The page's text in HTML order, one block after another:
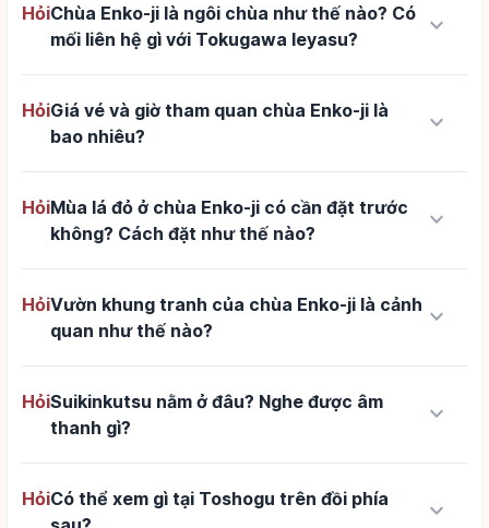
HỏiChùa Enko-ji là ngôi chùa như thế nào? Có
mối liên hệ gì với Tokugawa Ieyasu?
keyboard_arrow_down
HỏiGiá vé và giờ tham quan chùa Enko-ji là
bao nhiêu?
keyboard_arrow_down
HỏiMùa lá đỏ ở chùa Enko-ji có cần đặt trước
không? Cách đặt như thế nào?
keyboard_arrow_down
HỏiVườn khung tranh của chùa Enko-ji là cảnh
quan như thế nào?
keyboard_arrow_down
HỏiSuikinkutsu nằm ở đâu? Nghe được âm
thanh gì?
keyboard_arrow_down
HỏiCó thể xem gì tại Toshogu trên đồi phía
keyboard_arrow_down